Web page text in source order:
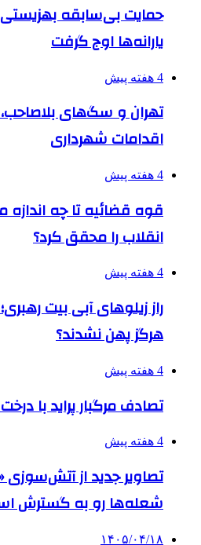
حمایت بی‌سابقه بهزیستی
یارانه‌ها اوج گرفت
4 هفته پیش
تهران و سگ‌های بلاصاحب،
اقدامات شهرداری
4 هفته پیش
قوه قضائیه تا چه
انقلاب را محقق کرد؟
4 هفته پیش
راز زیلوهای آبی بیت
هرگز پهن نشدند؟
4 هفته پیش
تصادف مرگبار پراید با
4 هفته پیش
تصاویر جدید از آتش‌سوزی
شعله‌ها رو به گسترش
۱۴۰۵/۰۴/۱۸